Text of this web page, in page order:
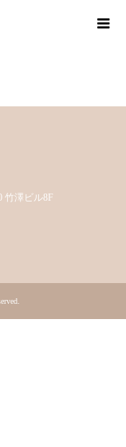
竹澤ビル8F